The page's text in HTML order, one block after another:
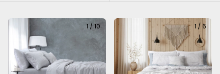
1 /10 1 / 6